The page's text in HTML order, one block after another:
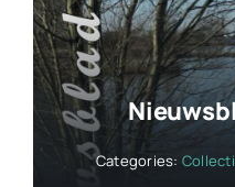
Categories: